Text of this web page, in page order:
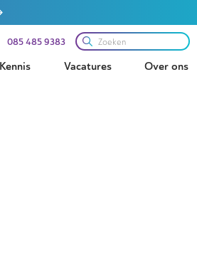
085 485 9383
Kennis Vacatures Over ons